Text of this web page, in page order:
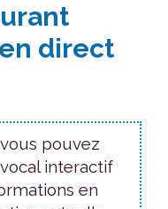
direct
pouvez
interactif
en